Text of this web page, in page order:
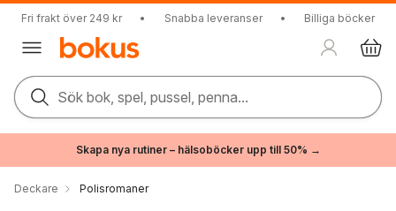
Fri frakt över 249 kr • Snabba leveranser • Billiga böcker
Sök bok, spel, pussel, penna...
Skapa nya rutiner – hälsoböcker upp till 50% →
Deckare Polisromaner